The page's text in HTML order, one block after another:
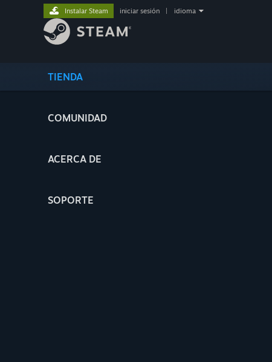
TIENDA
COMUNIDAD
ACERCA DE
SOPORTE
Instalar Steam iniciar sesión idioma